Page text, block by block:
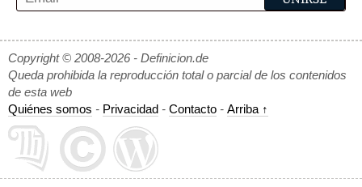
Copyright © 2008-2026 - Definicion.de
Queda prohibida la reproducción total o parcial de los contenidos
de esta web
Quiénes somos - Privacidad - Contacto - Arriba ↑